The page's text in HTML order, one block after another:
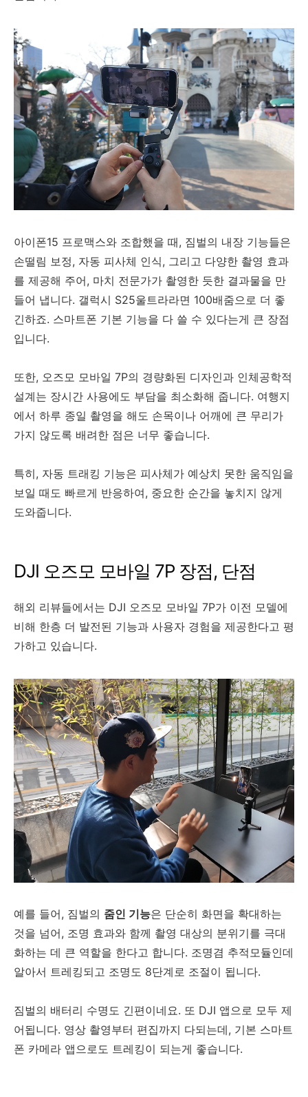
아이폰15 프로맥스와 조합했을 때, 짐벌의 내장 기능들은
손떨림 보정, 자동 피사체 인식, 그리고 다양한 촬영 효과
를 제공해 주어, 마치 전문가가 촬영한 듯한 결과물을 만
들어 냅니다. 갤럭시 S25울트라라면 100배줌으로 더 좋
긴하죠. 스마트폰 기본 기능을 다 쓸 수 있다는게 큰 장점
입니다.
또한, 오즈모 모바일 7P의 경량화된 디자인과 인체공학적
설계는 장시간 사용에도 부담을 최소화해 줍니다. 여행지
에서 하루 종일 촬영을 해도 손목이나 어깨에 큰 무리가
가지 않도록 배려한 점은 너무 좋습니다.
특히, 자동 트래킹 기능은 피사체가 예상치 못한 움직임을
보일 때도 빠르게 반응하여, 중요한 순간을 놓치지 않게
도와줍니다.
DJI 오즈모 모바일 7P 장점, 단점
해외 리뷰들에서는 DJI 오즈모 모바일 7P가 이전 모델에
비해 한층 더 발전된 기능과 사용자 경험을 제공한다고 평
가하고 있습니다.
예를 들어, 짐벌의 줌인 기능은 단순히 화면을 확대하는
것을 넘어, 조명 효과와 함께 촬영 대상의 분위기를 극대
화하는 데 큰 역할을 한다고 합니다. 조명겸 추적모듈인데
알아서 트레킹되고 조명도 8단계로 조절이 됩니다.
짐벌의 배터리 수명도 긴편이네요. 또 DJI 앱으로 모두 제
어됩니다. 영상 촬영부터 편집까지 다되는데, 기본 스마트
폰 카메라 앱으로도 트레킹이 되는게 좋습니다.